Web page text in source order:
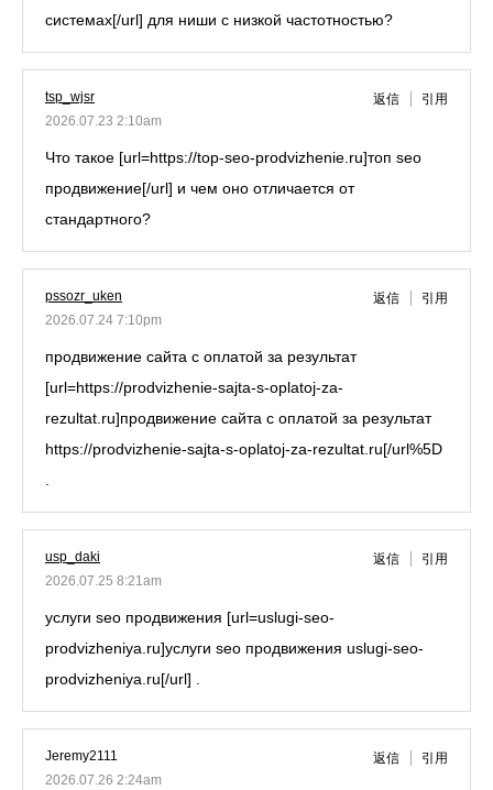
системах[/url] для ниши с низкой частотностью?
tsp_wjsr
2026.07.23 2:10am
返信 引用
Что такое [url=https://top-seo-prodvizhenie.ru]топ seo
продвижение[/url] и чем оно отличается от
стандартного?
pssozr_uken
2026.07.24 7:10pm
返信 引用
продвижение сайта с оплатой за результат
[url=https://prodvizhenie-sajta-s-oplatoj-za-
rezultat.ru]продвижение сайта с оплатой за результат
https://prodvizhenie-sajta-s-oplatoj-za-rezultat.ru[/url%5D
usp_daki
2026.07.25 8:21am
返信 引用
услуги seo продвижения [url=uslugi-seo-
prodvizheniya.ru]услуги seo продвижения uslugi-seo-
prodvizheniya.ru[/url] .
Jeremy2111
2026.07.26 2:24am
返信 引用